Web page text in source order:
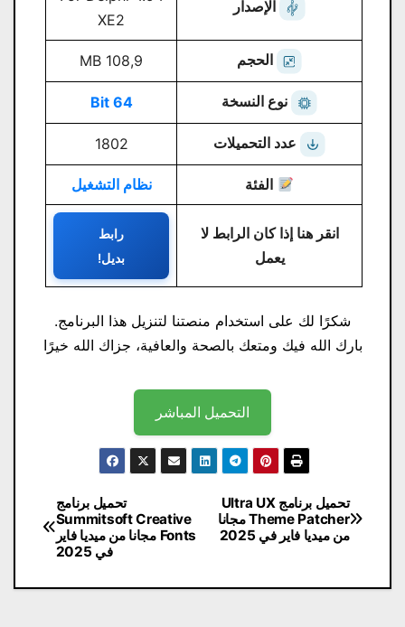
الإصدار
XE2
الحجم 108,9 MB
نوع النسخة 64 Bit
عدد التحميلات 1802
الفئة نظام التشغيل
انقر هنا إذا كان الرابط لا
يعمل
رابط
بديل!
شكرًا لك على استخدام منصتنا لتنزيل هذا البرنامج.
بارك الله فيك ومتعك بالصحة والعافية، جزاك الله خيرًا
التحميل المباشر
تصفّح
المقالات
تحميل برنامج
Summitsoft Creative
Fonts مجانا من ميديا ​​فاير
في 2025
تحميل برنامج Ultra UX
Theme Patcher مجانا
من ميديا ​​فاير في 2025